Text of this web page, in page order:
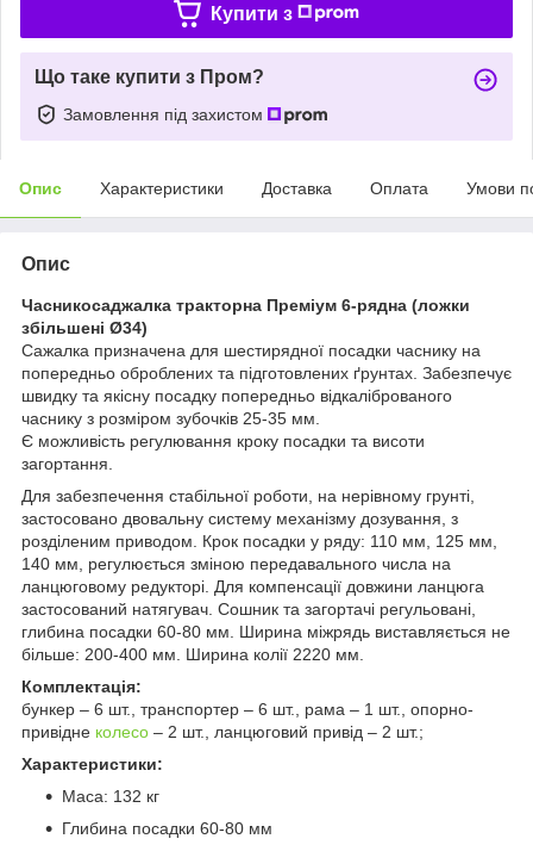
Купити з
Що таке купити з Пром?
Замовлення під захистом
Опис Характеристики Доставка Оплата Умови
Опис
Часникосаджалка тракторна Преміум 6-рядна (ложки
збільшені Ø34)
Сажалка призначена для шестирядної посадки часнику на
попередньо оброблених та підготовлених ґрунтах. Забезпечує
швидку та якісну посадку попередньо відкаліброваного
часнику з розміром зубочків 25-35 мм.
Є можливість регулювання кроку посадки та висоти
загортання.
Для забезпечення стабільної роботи, на нерівному грунті,
застосовано двовальну систему механізму дозування, з
розділеним приводом. Крок посадки у ряду: 110 мм, 125 мм,
140 мм, регулюється зміною передавального числа на
ланцюговому редукторі. Для компенсації довжини ланцюга
застосований натягувач. Сошник та загортачі регульовані,
глибина посадки 60-80 мм. Ширина міжрядь виставляється не
більше: 200-400 мм. Ширина колії 2220 мм.
Комплектація:
бункер – 6 шт., транспортер – 6 шт., рама – 1 шт., опорно-
привідне колесо – 2 шт., ланцюговий привід – 2 шт.;
Характеристики:
Маса: 132 кг
Глибина посадки 60-80 мм